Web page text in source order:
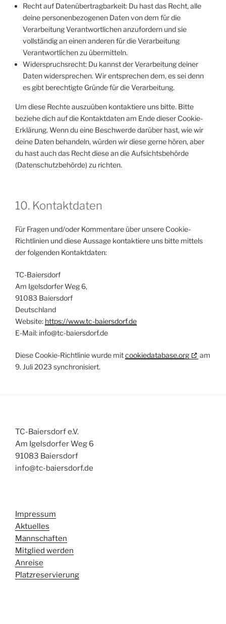
Recht auf Datenübertragbarkeit: Du hast das Recht, alle
deine personenbezogenen Daten von dem für die
Verarbeitung Verantwortlichen anzufordern und sie
vollständig an einen anderen für die Verarbeitung
Verantwortlichen zu übermitteln.
Widerspruchsrecht: Du kannst der Verarbeitung deiner
Daten widersprechen. Wir entsprechen dem, es sei denn
es gibt berechtigte Gründe für die Verarbeitung.
Um diese Rechte auszuüben kontaktiere uns bitte. Bitte
beziehe dich auf die Kontaktdaten am Ende dieser Cookie-
Erklärung. Wenn du eine Beschwerde darüber hast, wie wir
deine Daten behandeln, würden wir diese gerne hören, aber
du hast auch das Recht diese an die Aufsichtsbehörde
(Datenschutzbehörde) zu richten.
10. Kontaktdaten
Für Fragen und/oder Kommentare über unsere Cookie-
Richtlinien und diese Aussage kontaktiere uns bitte mittels
der folgenden Kontaktdaten:
TC-Baiersdorf
Am Igelsdorfer Weg 6,
91083 Baiersdorf
Deutschland
Website: https://www.tc-baiersdorf.de
E-Mail: info@tc-baiersdorf.de
Diese Cookie-Richtlinie wurde mitcookiedatabase.org
am
9. Juli 2023 synchronisiert.
TC-Baiersdorf e.V.
Am Igelsdorfer Weg 6
91083 Baiersdorf
info@tc-baiersdorf.de
Impressum
Aktuelles
Mannschaften
Mitglied werden
Anreise
Platzreservierung